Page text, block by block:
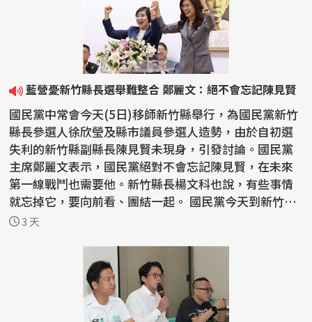
藍營憂新竹縣長選舉難整合 鄭麗文：絕不會忘記陳見賢
國民黨中常會今天(5日)移師新竹縣舉行，為國民黨新竹
縣長參選人徐欣瑩及縣市議員參選人造勢，由於自初選
失利的新竹縣副縣長陳見賢未現身，引發討論。國民黨
主席鄭麗文表示，國民黨絕對不會忘記陳見賢，在未來
第一線戰鬥也需要他。新竹縣長楊文科也說，有些事情
就忘掉它，要向前看、團結一起。 國民黨今天到新竹縣
舉行...
3 天